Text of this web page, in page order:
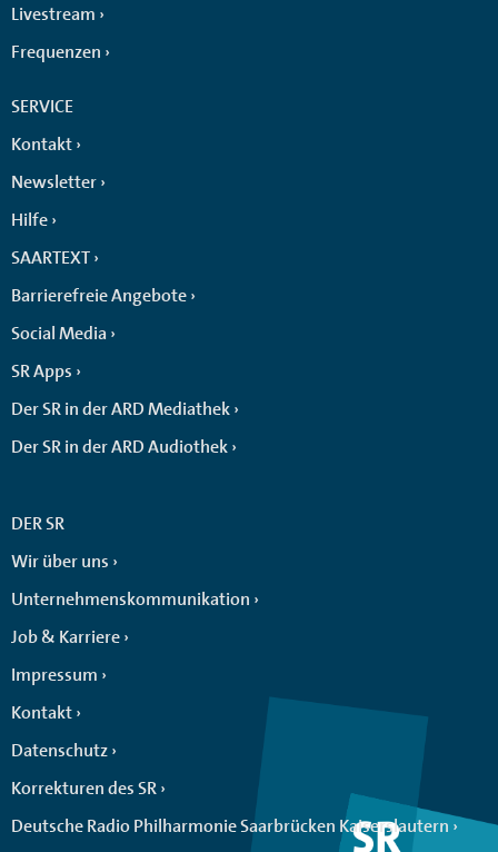
Livestream
Frequenzen
SERVICE
Kontakt
Newsletter
Hilfe
SAARTEXT
Barrierefreie Angebote
Social Media
SR Apps
Der SR in der ARD Mediathek
Der SR in der ARD Audiothek
DER SR
Wir über uns
Unternehmenskommunikation
Job & Karriere
Impressum
Kontakt
Datenschutz
Korrekturen des SR
Deutsche Radio Philharmonie Saarbrücken Kaiserslautern